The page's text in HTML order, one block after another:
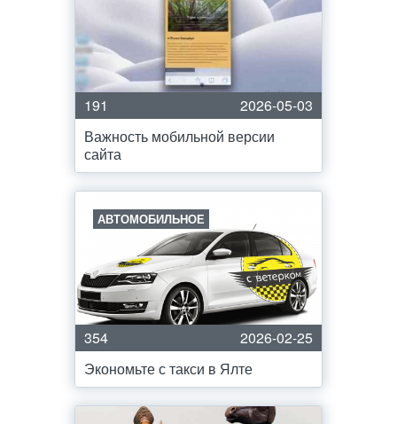
191
2026-05-03
Важность мобильной версии
сайта
АВТОМОБИЛЬНОЕ
354
2026-02-25
Экономьте с такси в Ялте